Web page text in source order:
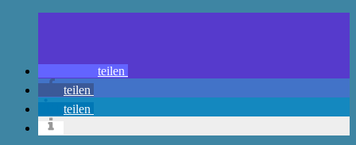
teilen
teilen
teilen